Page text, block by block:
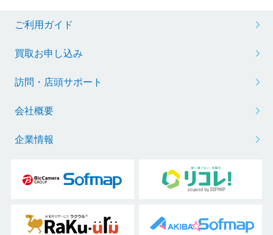
ご利用ガイド
買取お申し込み
訪問・店頭サポート
会社概要
企業情報